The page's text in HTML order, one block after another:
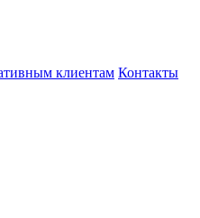
клиентам Контакты